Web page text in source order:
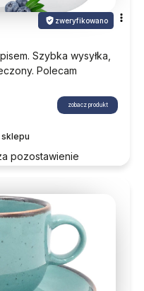
pozostawienie
zweryfikowano
Szybka wysyłka,
Polecam
zobacz produkt